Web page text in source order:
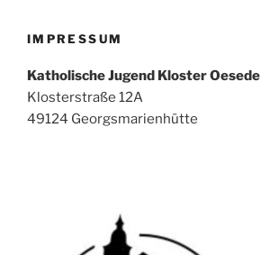
IMPRESSUM
Katholische Jugend Kloster Oesede
Klosterstraße 12A
49124 Georgsmarienhütte